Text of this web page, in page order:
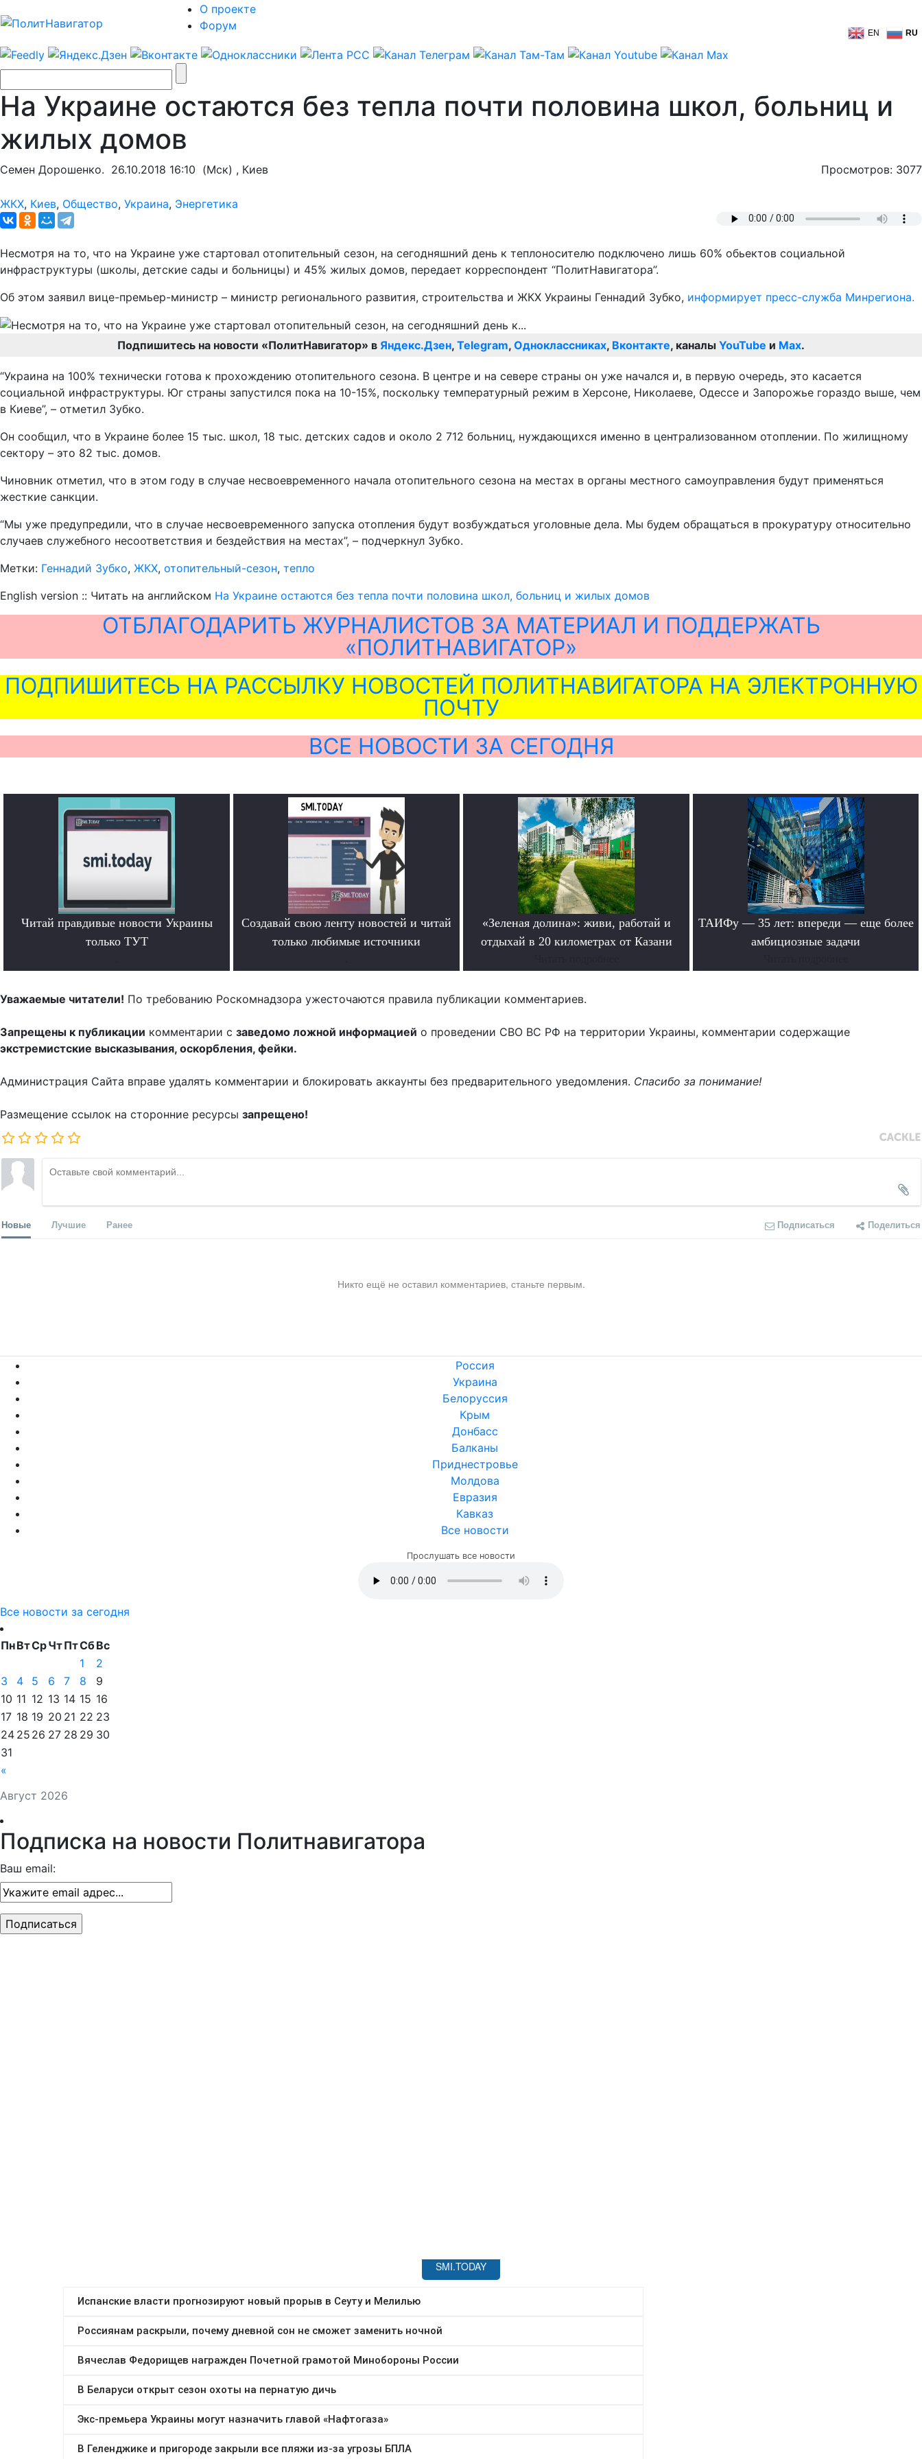
О проекте
Форум
EN RU
На Украине остаются без тепла почти половина школ, больниц и
жилых домов
Семен Дорошенко. 26.10.2018 16:10 (Мск) , Киев Просмотров: 3077
ЖКХ, Киев, Общество, Украина, Энергетика
Несмотря на то, что на Украине уже стартовал отопительный сезон, на сегодняшний день к теплоносителю подключено лишь 60% обьектов социальной
инфраструктуры (школы, детские сады и больницы) и 45% жилых домов, передает корреспондент “ПолитНавигатора”.
Об этом заявил вице-премьер-министр – министр регионального развития, строительства и ЖКХ Украины Геннадий Зубко, информирует пресс-служба Минрегиона.
Подпишитесь на новости «ПолитНавигатор» в Яндекс.Дзен, Telegram, Одноклассниках, Вконтакте, каналы YouTube и Max.
“Украина на 100% технически готова к прохождению отопительного сезона. В центре и на севере страны он уже начался и, в первую очередь, это касается
социальной инфраструктуры. Юг страны запустился пока на 10-15%, поскольку температурный режим в Херсоне, Николаеве, Одессе и Запорожье гораздо выше, чем
в Киеве”, – отметил Зубко.
Он сообщил, что в Украине более 15 тыс. школ, 18 тыс. детских садов и около 2 712 больниц, нуждающихся именно в централизованном отоплении. По жилищному
сектору – это 82 тыс. домов.
Чиновник отметил, что в этом году в случае несвоевременного начала отопительного сезона на местах в органы местного самоуправления будут применяться
жесткие санкции.
“Мы уже предупредили, что в случае несвоевременного запуска отопления будут возбуждаться уголовные дела. Мы будем обращаться в прокуратуру относительно
случаев служебного несоответствия и бездействия на местах”, – подчеркнул Зубко.
Метки: Геннадий Зубко, ЖКХ, отопительный-сезон, тепло
English version :: Читать на английском На Украине остаются без тепла почти половина школ, больниц и жилых домов
ОТБЛАГОДАРИТЬ ЖУРНАЛИСТОВ ЗА МАТЕРИАЛ И ПОДДЕРЖАТЬ
«ПОЛИТНАВИГАТОР»
ПОДПИШИТЕСЬ НА РАССЫЛКУ НОВОСТЕЙ ПОЛИТНАВИГАТОРА НА ЭЛЕКТРОННУЮ
ПОЧТУ
ВСЕ НОВОСТИ ЗА СЕГОДНЯ
Читай правдивые новости Украины
только ТУТ
Создавай свою ленту новостей и читай
только любимые источники
«Зеленая долина»: живи, работай и
отдыхай в 20 километрах от Казани
ТАИФу — 35 лет: впереди — еще более
амбициозные задачи
Уважаемые читатели! По требованию Роскомнадзора ужесточаются правила публикации комментариев.
Запрещены к публикации комментарии с заведомо ложной информацией о проведении СВО ВС РФ на территории Украины, комментарии содержащие
экстремистские высказывания, оскорбления, фейки.
Администрация Сайта вправе удалять комментарии и блокировать аккаунты без предварительного уведомления. Спасибо за понимание!
Размещение ссылок на сторонние ресурсы запрещено!
Новые Лучшие Ранее Подписаться Поделиться
Никто ещё не оставил комментариев, станьте первым.
Россия
Украина
Белоруссия
Крым
Донбасс
Балканы
Приднестровье
Молдова
Евразия
Кавказ
Все новости
Прослушать все новости
Все новости за сегодня
Август 2026
ПнВтСрЧтПтСбВс
«
1
2
3
4 5 6 7 8
9
10 11 12 13 14 15 16
17 18 19 20 21 22 23
24 25 26 27 28 29 30
31
Подписка на новости Политнавигатора
Ваш email: